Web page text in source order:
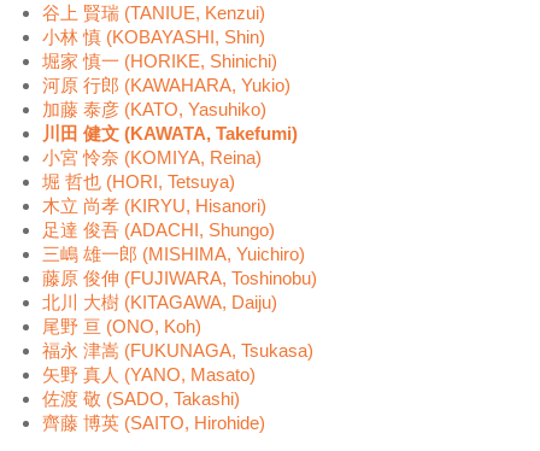
谷上 賢瑞 (TANIUE, Kenzui)
小林 慎 (KOBAYASHI, Shin)
堀家 慎一 (HORIKE, Shinichi)
河原 行郎 (KAWAHARA, Yukio)
加藤 泰彦 (KATO, Yasuhiko)
川田 健文 (KAWATA, Takefumi)
小宮 怜奈 (KOMIYA, Reina)
堀 哲也 (HORI, Tetsuya)
木立 尚孝 (KIRYU, Hisanori)
足達 俊吾 (ADACHI, Shungo)
三嶋 雄一郎 (MISHIMA, Yuichiro)
藤原 俊伸 (FUJIWARA, Toshinobu)
北川 大樹 (KITAGAWA, Daiju)
尾野 亘 (ONO, Koh)
福永 津嵩 (FUKUNAGA, Tsukasa)
矢野 真人 (YANO, Masato)
佐渡 敬 (SADO, Takashi)
齊藤 博英 (SAITO, Hirohide)